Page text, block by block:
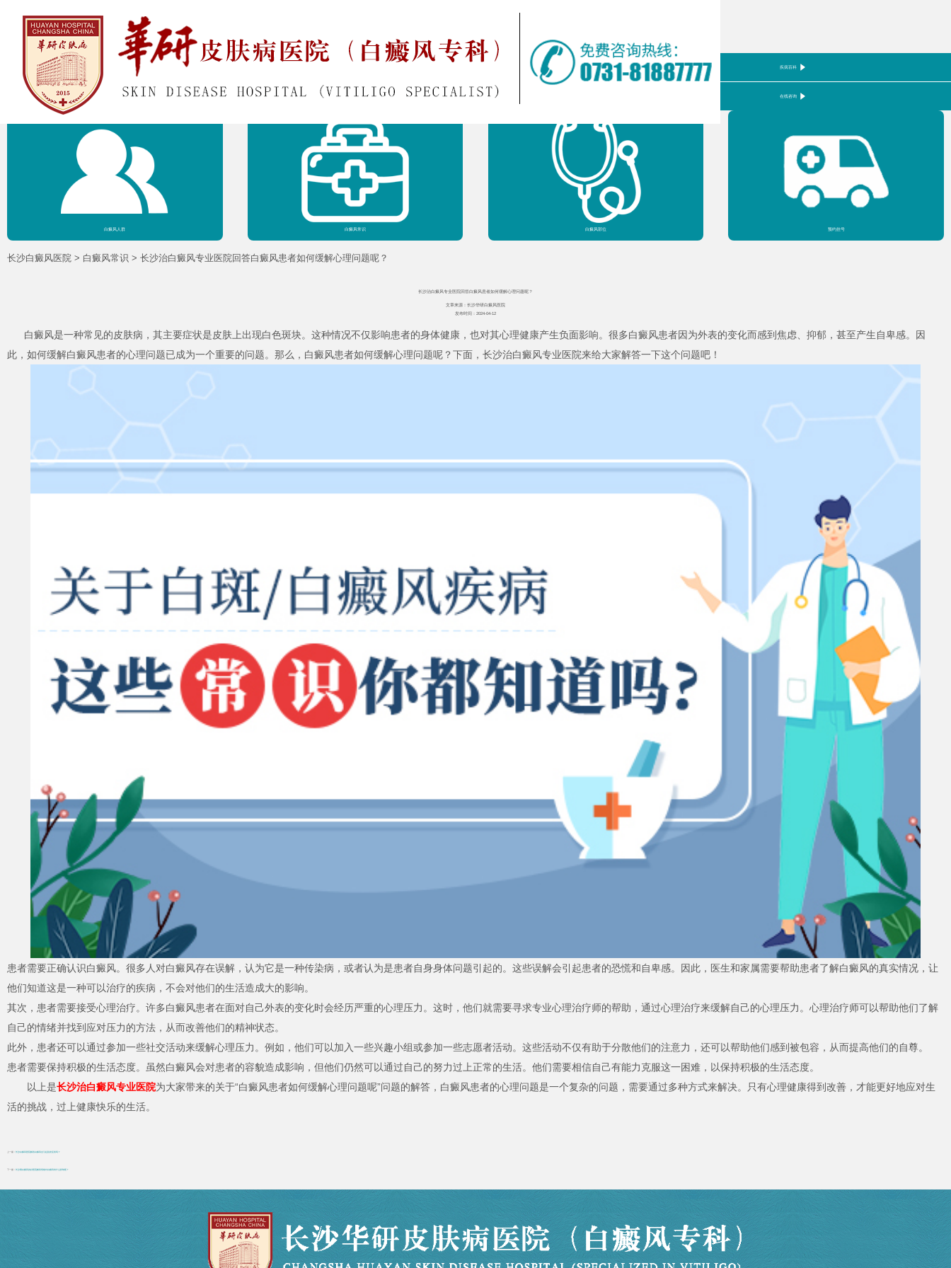
疾病百科
医院介绍 医生团队 在线咨询
白癜风人群 白癜风常识 白癜风部位 预约挂号
长沙白癜风医院 > 白癜风常识 > 长沙治白癜风专业医院回答白癜风患者如何缓解心理问题呢？
长沙治白癜风专业医院回答白癜风患者如何缓解心理问题呢？
文章来源：长沙华研白癜风医院
发布时间：2024-04-12
白癜风是一种常见的皮肤病，其主要症状是皮肤上出现白色斑块。这种情况不仅影响患者的身体健康，也对其心理健康产生负面影响。很多白癜风患者因为外表的变化而感到焦虑、抑郁，甚至产生自卑感。因
此，如何缓解白癜风患者的心理问题已成为一个重要的问题。那么，白癜风患者如何缓解心理问题呢？下面，长沙治白癜风专业医院来给大家解答一下这个问题吧！
患者需要正确认识白癜风。很多人对白癜风存在误解，认为它是一种传染病，或者认为是患者自身身体问题引起的。这些误解会引起患者的恐慌和自卑感。因此，医生和家属需要帮助患者了解白癜风的真实情况，让
他们知道这是一种可以治疗的疾病，不会对他们的生活造成大的影响。
其次，患者需要接受心理治疗。许多白癜风患者在面对自己外表的变化时会经历严重的心理压力。这时，他们就需要寻求专业心理治疗师的帮助，通过心理治疗来缓解自己的心理压力。心理治疗师可以帮助他们了解
自己的情绪并找到应对压力的方法，从而改善他们的精神状态。
此外，患者还可以通过参加一些社交活动来缓解心理压力。例如，他们可以加入一些兴趣小组或参加一些志愿者活动。这些活动不仅有助于分散他们的注意力，还可以帮助他们感到被包容，从而提高他们的自尊。
患者需要保持积极的生活态度。虽然白癜风会对患者的容貌造成影响，但他们仍然可以通过自己的努力过上正常的生活。他们需要相信自己有能力克服这一困难，以保持积极的生活态度。
以上是长沙治白癜风专业医院为大家带来的关于“白癜风患者如何缓解心理问题呢”问题的解答，白癜风患者的心理问题是一个复杂的问题，需要通过多种方式来解决。只有心理健康得到改善，才能更好地应对生
活的挑战，过上健康快乐的生活。
上一篇： 长沙白癜风医院解答白癜风会引起脱发症状吗？
下一篇： 长沙看白癜风的好医院解答情绪对白癜风有什么影响呢？